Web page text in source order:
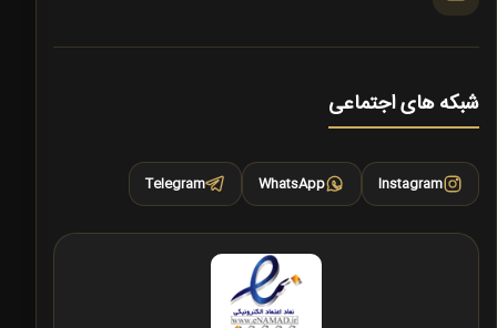
شبکه های اجتماعی
Instagram
WhatsApp
Telegram